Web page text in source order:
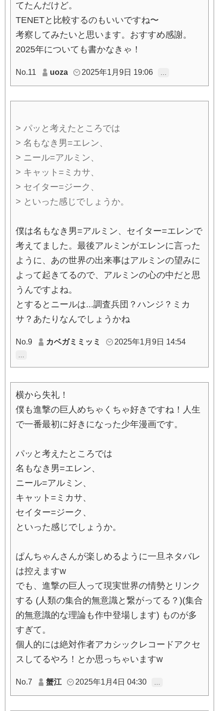
てたんだけど。
TENETと比較するのもいいですね〜
考察してみたいと思います。おすすめ感謝。
2025年についても書かなきゃ！
No.11 uoza 2025年1月9日 19:06
> パッと考えたところでは
> 名もなき男=エレン、
> ニール=アルミン、
> キャット=ミカサ、
> セイター=ジーク、
> といった感じでしょうか。
僕は名もなき男=アルミン、セイター=エレンで
考えてました。最後アルミンがエレンに言った
ように、あの世界の出来事はアルミンの望みに
よって起きてるので、アルミンの心の中だと思
うんですよね。
とするとニールは...調査兵団？ハンジ？ミカ
サ？あたりなんでしょうかね
No.9 カベガミミッミ 2025年1月9日 14:54
…
横から失礼！
僕も進撃の巨人めちゃくちゃ好きですね！人生
で一番最初に好きになった少年漫画です。
パッと考えたところでは
名もなき男=エレン、
ニール=アルミン、
キャット=ミカサ、
セイター=ジーク、
といった感じでしょうか。
ぱんちゃんさんが楽しめるように一旦ネタバレ
は控えますw
でも、進撃の巨人って現実世界の情勢とリンク
する (人類の集合的無意識と繋がってる？)(集合
的無意識的な理論も作中登場します) ものが多
すぎて。
個人的には絶対作者アカシックレコードアクセ
スしてるやろ！とか思っちゃいますw
No.7 蟹江 2025年1月4日 04:30